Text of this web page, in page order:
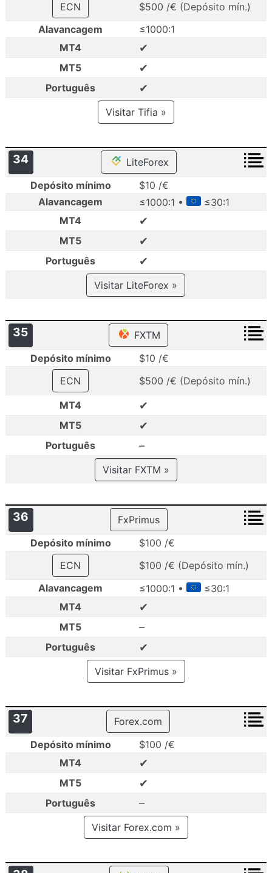
ECN
$500 /€ (Depósito mín.)
Alavancagem
≤1000:1
MT4
✔
MT5 ✔
Português ✔
Visitar Tifia »
34
LiteForex
Depósito mínimo
$10 /€
Alavancagem
≤1000:1 •
≤30:1
MT4
✔
MT5 ✔
Português ✔
Visitar LiteForex »
35
FXTM
Depósito mínimo
$10 /€
ECN
$500 /€ (Depósito mín.)
MT4
✔
MT5 ✔
Português –
Visitar FXTM »
36
FxPrimus
Depósito mínimo
$100 /€
ECN
$100 /€ (Depósito mín.)
Alavancagem
≤1000:1 •
≤30:1
MT4
✔
MT5 –
Português ✔
Visitar FxPrimus »
37
Forex.com
Depósito mínimo
$100 /€
MT4
✔
MT5 ✔
Português –
Visitar Forex.com »